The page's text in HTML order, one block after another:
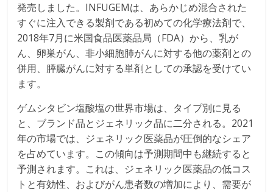
発売しました。INFUGEMは、あらかじめ混合された
すぐに注入できる製剤である初めての化学療法剤で、
2018年7月に米国食品医薬品局（FDA）から、乳が
ん、卵巣がん、非小細胞肺がんに対する他の薬剤との
併用、膵臓がんに対する単剤としての承認を受けてい
ます。
ゲムシタビン塩酸塩の世界市場は、タイプ別に見る
と、ブランド品とジェネリック品に二分される。2021
年の市場では、ジェネリック医薬品が圧倒的なシェア
を占めています。この傾向は予測期間中も継続すると
予測されます。これは、ジェネリック医薬品の低コス
トと有効性、およびがん患者数の増加により、需要が